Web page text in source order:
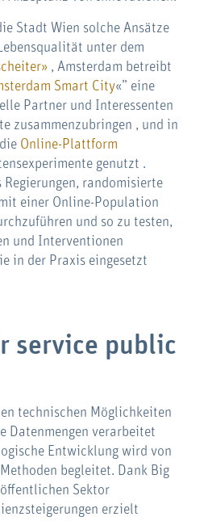
Stadt Wien solche Ansätze
unter dem
, Amsterdam betreibt
Smart City«” eine
Partner und Interessenten
zusammenzubringen , und in
Online-Plattform
genutzt .
Regierungen, randomisierte
einer Online-Population
und so zu testen,
und Interventionen
in der Praxis eingesetzt
service public
technischen Möglichkeiten
Datenmengen verarbeitet
Entwicklung wird von
begleitet. Dank Big
Sektor
erzielt